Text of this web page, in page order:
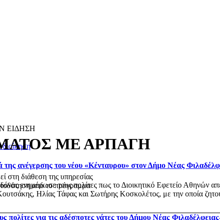
ΕΙΔΗΣΗ
ανέγερσης του νέου «Κένταυρου» στον Δήμο Νέας
ενημέρωσε τους πολίτες πως το Διοικητικό Εφετείο Αθηνών
Ηλίας Τάφας και Σωτήρης Κοσκολέτος, με την οποία
ΜΕ ΑΡΠΑΓΗ
στη διάθεση της υπηρεσίας
από το πρόγραμμα
για τις αδέσποτες γάτες του Δήμου Νέας